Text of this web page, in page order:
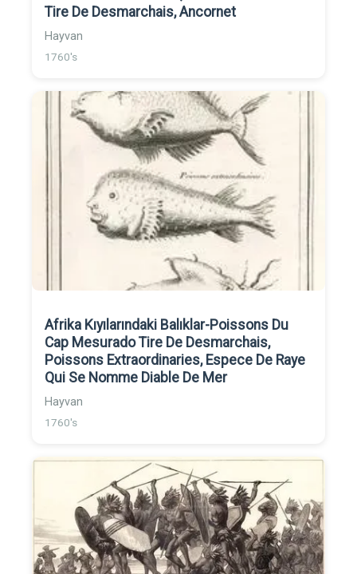
Tire De Desmarchais, Ancornet
Hayvan
1760's
Afrika Kıyılarındaki Balıklar-Poissons Du
Cap Mesurado Tire De Desmarchais,
Poissons Extraordinaries, Espece De Raye
Qui Se Nomme Diable De Mer
Hayvan
1760's